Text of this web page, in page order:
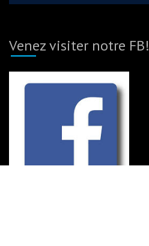
Venez visiter notre FB!